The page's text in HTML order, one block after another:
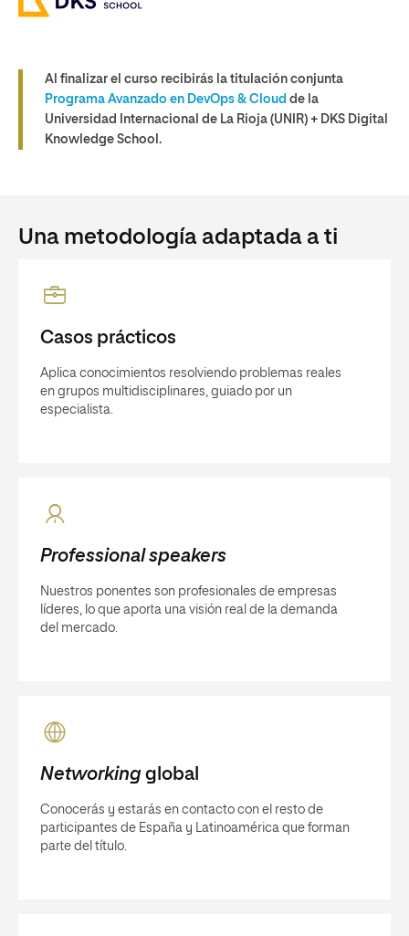
Al finalizar el curso recibirás la titulación conjunta
Programa Avanzado en DevOps & Cloud de la
Universidad Internacional de La Rioja (UNIR) + DKS Digital
Knowledge School.
Una metodología adaptada a ti
Casos prácticos
Aplica conocimientos resolviendo problemas reales
en grupos multidisciplinares, guiado por un
especialista.
Professional speakers
Nuestros ponentes son profesionales de empresas
líderes, lo que aporta una visión real de la demanda
del mercado.
Networkingglobal
Conocerás y estarás en contacto con el resto de
participantes de España y Latinoamérica que forman
parte del título.